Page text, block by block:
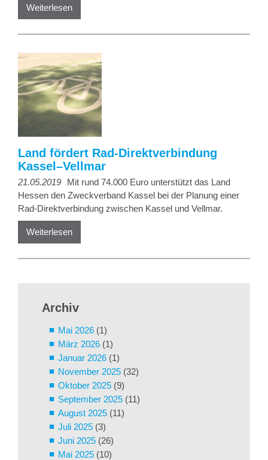
Weiterlesen
Land fördert Rad-Direktverbindung
Kassel–Vellmar
21.05.2019
Mit rund 74.000 Euro unterstützt das Land
Hessen den Zweckverband Kassel bei der Planung einer
Rad-Direktverbindung zwischen Kassel und Vellmar.
Weiterlesen
Archiv
Mai 2026 (1)
März 2026 (1)
Januar 2026 (1)
November 2025 (32)
Oktober 2025 (9)
September 2025 (11)
August 2025 (11)
Juli 2025 (3)
Juni 2025 (26)
Mai 2025 (10)